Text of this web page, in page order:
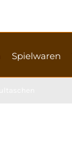
Spielwaren